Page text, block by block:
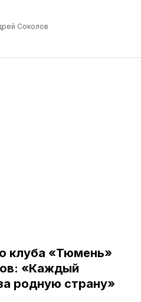
Соколов
клуба «Тюмень»
«Каждый
родную страну»